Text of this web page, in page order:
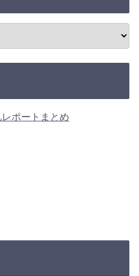
ポートまとめ